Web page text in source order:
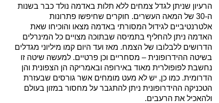
הרעיון שניתן לגדל צמחים ללא תלות באדמה נולד כבר בשנות
ה-30 של המאה העשרים. חוקרים שחיפשו פתרונות
אלטרנטיביים לגידול המסורתי באדמה מצאו והוכיחו שאת
האדמה ניתן להחליף בתמיסה שבתוכה מצויים כל המינרלים
הדרושים ללבלובו של הצמח. מאז ועד היום קמו מיליוני מגדלים
בשיטה ההידרופונית – מסחריים וכן פרטיים. למעשה שיטה זו
נחשבת לפופולרית מאוד באירופה ובאמריקה הן הצפונית והן
הדרומית. כמו כן, יש לא מעט מומחים אשר גורסים שבעזרת
הטכניקה ההידרופונית ניתן להתגבר על מחסור במזון בעולם
ולהאכיל את הרעבים.